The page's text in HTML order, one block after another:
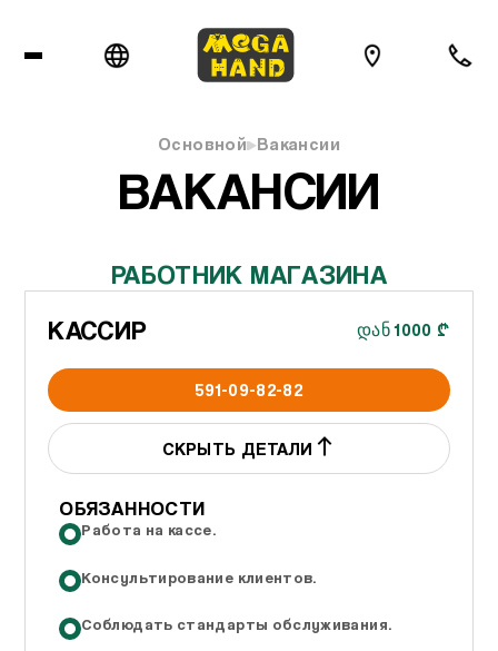
Основной Вакансии
ВАКАНСИИ
РАБОТНИК МАГАЗИНА
КАССИР
დან 1000 ₾
591-09-82-82
СКРЫТЬ ДЕТАЛИ
ОБЯЗАННОСТИ
Работа на кассе.
Консультирование клиентов.
Соблюдать стандарты обслуживания.